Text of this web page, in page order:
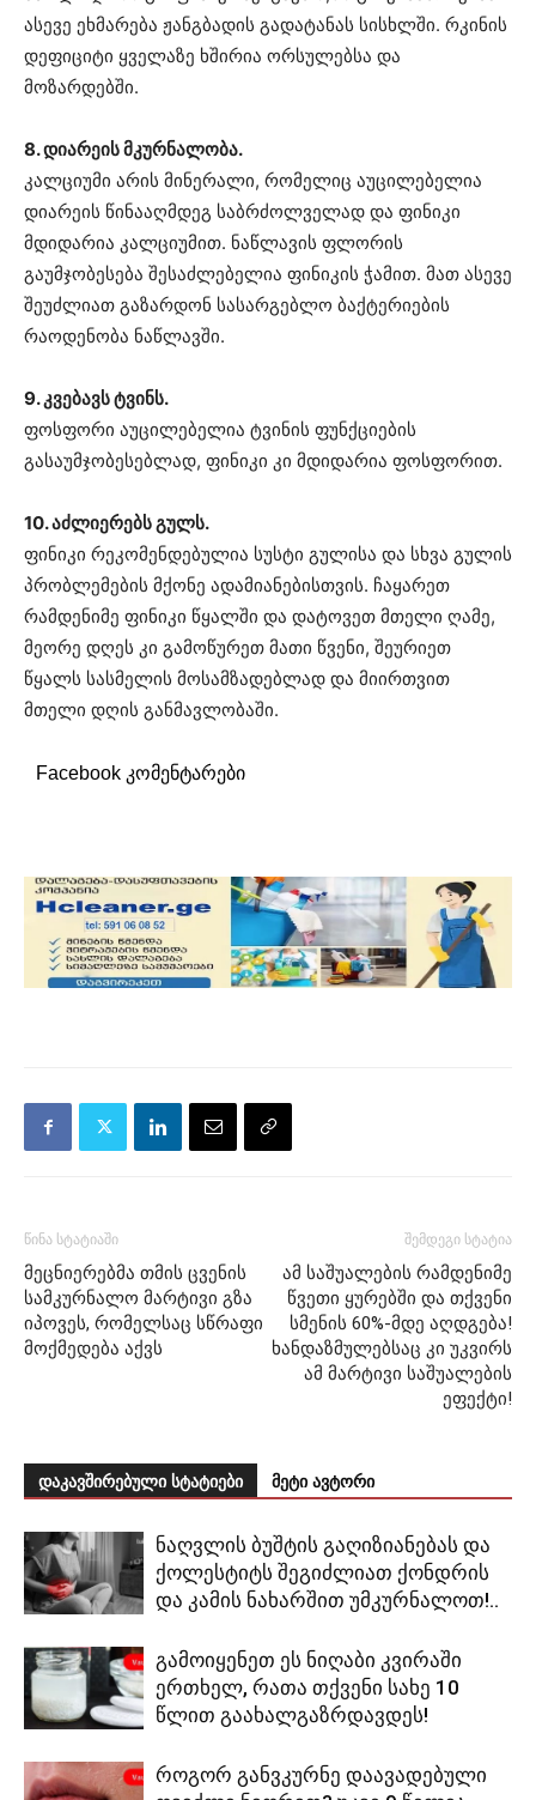
ასევე ეხმარება ჟანგბადის გადატანას სისხლში. რკინის
დეფიციტი ყველაზე ხშირია ორსულებსა და
მოზარდებში.
8. დიარეის მკურნალობა.
კალციუმი არის მინერალი, რომელიც აუცილებელია
დიარეის წინააღმდეგ საბრძოლველად და ფინიკი
მდიდარია კალციუმით. ნაწლავის ფლორის
გაუმჯობესება შესაძლებელია ფინიკის ჭამით. მათ ასევე
შეუძლიათ გაზარდონ სასარგებლო ბაქტერიების
რაოდენობა ნაწლავში.
9. კვებავს ტვინს.
ფოსფორი აუცილებელია ტვინის ფუნქციების
გასაუმჯობესებლად, ფინიკი კი მდიდარია ფოსფორით.
10. აძლიერებს გულს.
ფინიკი რეკომენდებულია სუსტი გულისა და სხვა გულის
პრობლემების მქონე ადამიანებისთვის. ჩაყარეთ
რამდენიმე ფინიკი წყალში და დატოვეთ მთელი ღამე,
მეორე დღეს კი გამოწურეთ მათი წვენი, შეურიეთ
წყალს სასმელის მოსამზადებლად და მიირთვით
მთელი დღის განმავლობაში.
Facebook კომენტარები
წინა სტატიაში
მეცნიერებმა თმის ცვენის
სამკურნალო მარტივი გზა
იპოვეს, რომელსაც სწრაფი
მოქმედება აქვს
შემდეგი სტატია
ამ საშუალების რამდენიმე
წვეთი ყურებში და თქვენი
სმენის 60%-მდე აღდგება!
ხანდაზმულებსაც კი უკვირს
ამ მარტივი საშუალების
ეფექტი!
დაკავშირებული სტატიები მეტი ავტორი
ნაღვლის ბუშტის გაღიზიანებას და
ქოლესტიტს შეგიძლიათ ქონდრის
და კამის ნახარშით უმკურნალოთ!..
გამოიყენეთ ეს ნიღაბი კვირაში
ერთხელ, რათა თქვენი სახე 10
წლით გაახალგაზრდავდეს!
როგორ განვკურნე დაავადებული